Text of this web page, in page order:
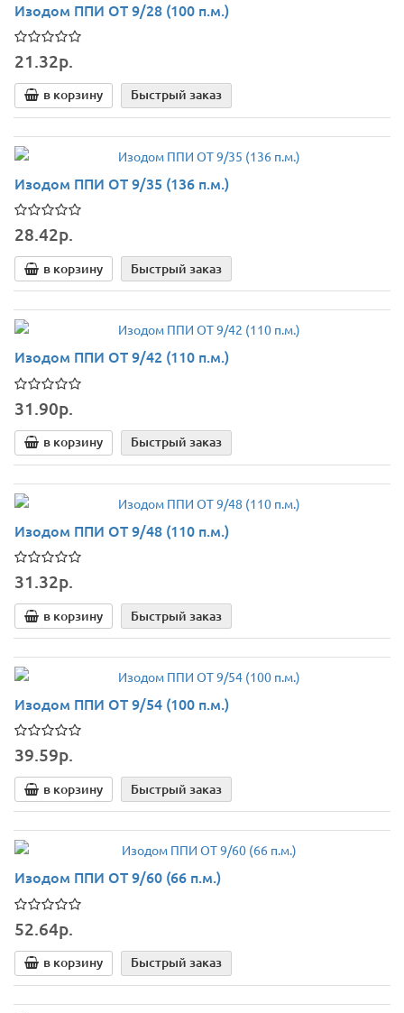
Изодом ППИ ОТ 9/28 (100 п.м.)
21.32р.
в корзину Быстрый заказ
Изодом ППИ ОТ 9/35 (136 п.м.)
28.42р.
в корзину Быстрый заказ
Изодом ППИ ОТ 9/42 (110 п.м.)
31.90р.
в корзину Быстрый заказ
Изодом ППИ ОТ 9/48 (110 п.м.)
31.32р.
в корзину Быстрый заказ
Изодом ППИ ОТ 9/54 (100 п.м.)
39.59р.
в корзину Быстрый заказ
Изодом ППИ ОТ 9/60 (66 п.м.)
52.64р.
в корзину Быстрый заказ